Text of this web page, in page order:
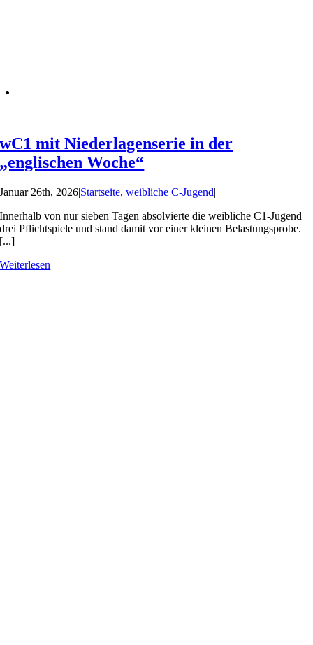
wC1 mit Niederlagenserie in der
„englischen Woche“
Januar 26th, 2026|Startseite,weibliche C-Jugend|
Innerhalb von nur sieben Tagen absolvierte die weibliche C1-Jugend
drei Pflichtspiele und stand damit vor einer kleinen Belastungsprobe.
[...]
Weiterlesen